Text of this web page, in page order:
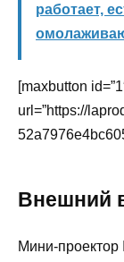
работает,
[maxbutton
url=”https://
Внешний
Мини-проектор